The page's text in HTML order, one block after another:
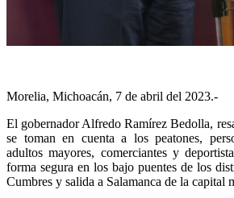
Morelia, Michoacán, 7 de abril del 2023.-
El gobernador Alfredo Ramírez Bedolla,
se toman en cuenta a los peatones,
adultos mayores, comerciantes y
forma segura en los bajo puentes de los
Cumbres y salida a Salamanca de la capital